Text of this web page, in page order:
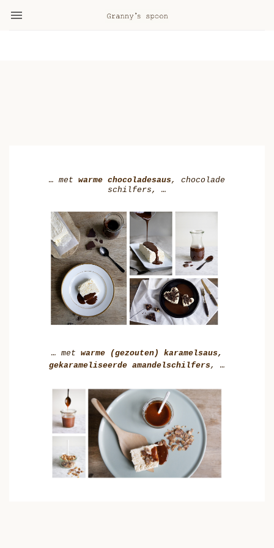

… met warme chocoladesaus, chocolade
schilfers, …
… met warme (gezouten) karamelsaus,
gekarameliseerde amandelschilfers, …